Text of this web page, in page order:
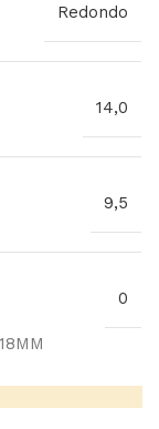
Redondo
14,0
9,5
0